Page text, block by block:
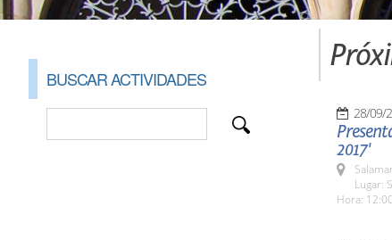
BUSCAR ACTIVIDADES
28/09/
2017'
Lugar:
Hora: